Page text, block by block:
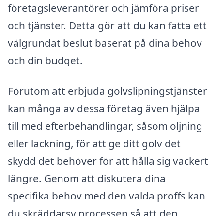
företagsleverantörer och jämföra priser
och tjänster. Detta gör att du kan fatta ett
välgrundat beslut baserat på dina behov
och din budget.
Förutom att erbjuda golvslipningstjänster
kan många av dessa företag även hjälpa
till med efterbehandlingar, såsom oljning
eller lackning, för att ge ditt golv det
skydd det behöver för att hålla sig vackert
längre. Genom att diskutera dina
specifika behov med den valda proffs kan
du skräddarsy processen så att den